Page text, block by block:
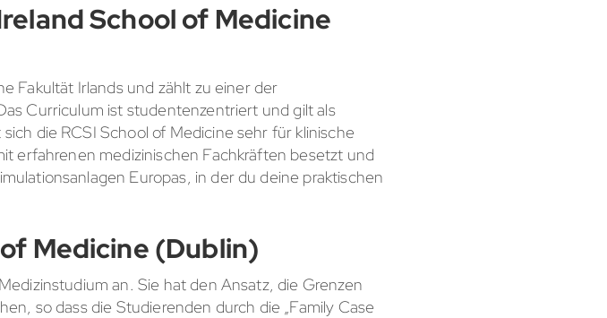
School of Medicine
Fakultät Irlands und zählt zu einer der
Curriculum ist studentenzentriert und gilt als
die RCSI School of Medicine sehr für klinische
erfahrenen medizinischen Fachkräften besetzt und
Europas, in der du deine praktischen
Medicine (Dublin)
an. Sie hat den Ansatz, die Grenzen
so dass die Studierenden durch die „Family Case